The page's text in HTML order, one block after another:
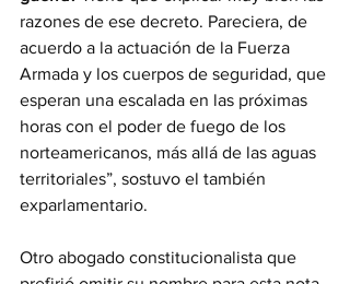
razones de ese decreto. Pareciera, de
acuerdo a la actuación de la Fuerza
Armada y los cuerpos de seguridad, que
esperan una escalada en las próximas
horas con el poder de fuego de los
norteamericanos, más allá de las aguas
territoriales”, sostuvo el también
exparlamentario.
Otro abogado constitucionalista que